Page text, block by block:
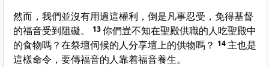
然而，我們並沒有用過這權利，倒是凡事忍受，免得基督
的福音受到阻礙。
13你們豈不知在聖殿供職的人吃聖殿中
的食物嗎？在祭壇伺候的人分享壇上的供物嗎？ 14 主也是
這樣命令，要傳福音的人靠着福音養生。